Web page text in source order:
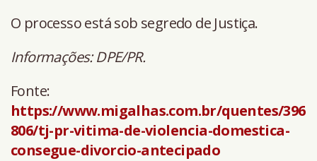
O processo está sob segredo de Justiça.
Informações: DPE/PR.
Fonte:
https://www.migalhas.com.br/quentes/396
806/tj-pr-vitima-de-violencia-domestica-
consegue-divorcio-antecipado